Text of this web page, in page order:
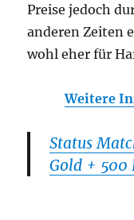
Preise jedoch
anderen Zeiten
wohl eher für
Weitere
Status
Gold +